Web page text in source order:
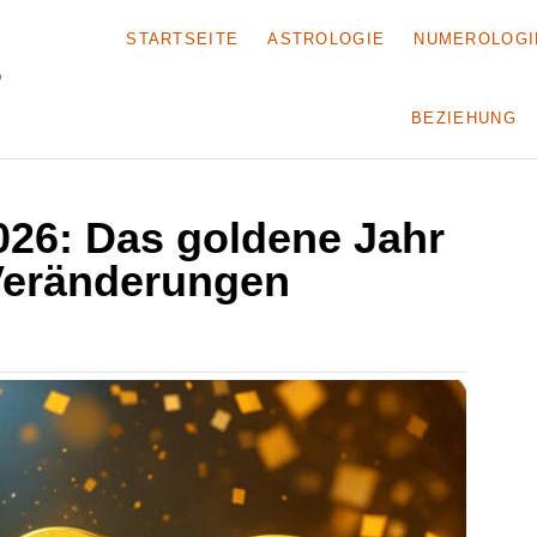
STARTSEITE ASTROLOGIE
BEZIEHUNG
Das goldene Jahr